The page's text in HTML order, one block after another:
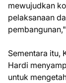
mewujudkan
pelaksanaan
Sementara itu,
Hardi
untuk